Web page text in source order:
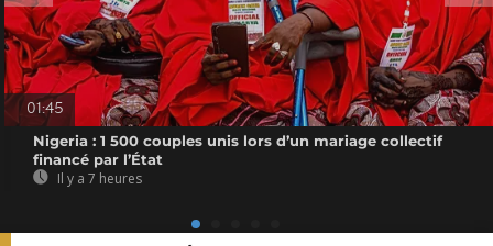
01:45
Nigeria : 1 500 couples unis lors d’un mariage collectif
financé par l’État
Il y a 7 heures